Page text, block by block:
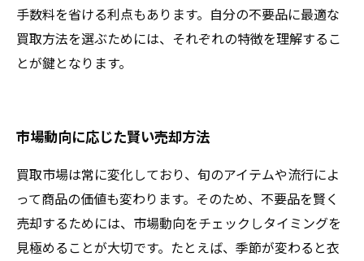
手数料を省ける利点もあります。自分の不要品に最適な
買取方法を選ぶためには、それぞれの特徴を理解するこ
とが鍵となります。
市場動向に応じた賢い売却方法
買取市場は常に変化しており、旬のアイテムや流行によ
って商品の価値も変わります。そのため、不要品を賢く
売却するためには、市場動向をチェックしタイミングを
見極めることが大切です。たとえば、季節が変わると衣